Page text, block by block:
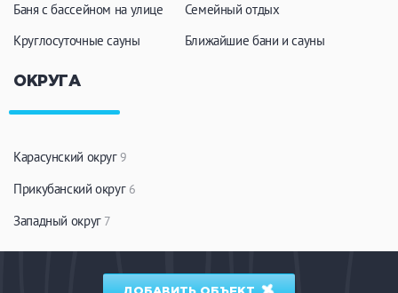
Баня с бассейном на улице
Круглосуточные сауны
Семейный отдых
Ближайшие бани и сауны
ОКРУГА
Карасунский округ 9
Прикубанский округ 6
Западный округ 7